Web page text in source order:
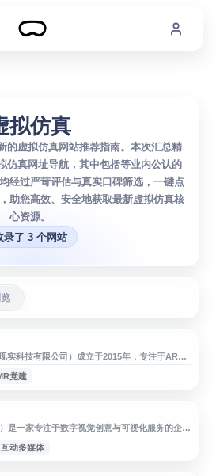
拟仿真
的虚拟仿真网站推荐指南。本次汇总精
仿真网址导航，其中包括等业内公认的
经过严苛评估与真实口碑筛选，一键点
助您高效、安全地获取最新虚拟仿真核
心资源。
录了 3 个网站
实科技有限公司）成立于2015年，专注于AR、
合现实技术应用，提供数字化训练、虚拟仿真教
服务覆盖军警、院校、政企及医疗、教育、工
党建
是一家专注于数字视觉创意与可视化服务的企
展厅、虚拟仿真、建筑可视化、影视视觉制作、
公司介绍、业务板块、案例展示、新闻动态及联
动多媒体